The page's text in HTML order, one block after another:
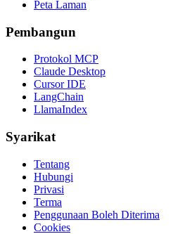
Peta Laman
Pembangun
Protokol MCP
Claude Desktop
Cursor IDE
LangChain
LlamaIndex
Syarikat
Tentang
Hubungi
Privasi
Terma
Penggunaan Boleh Diterima
Cookies